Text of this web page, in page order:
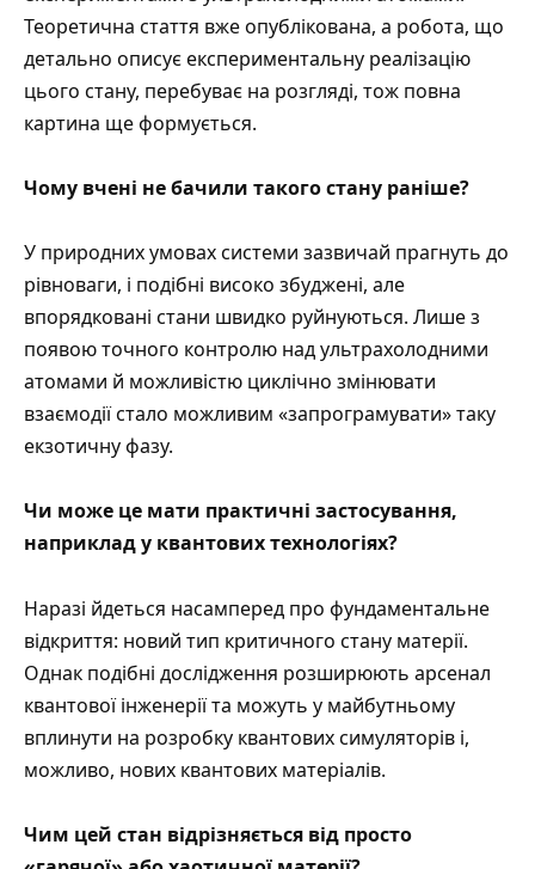
Теоретична стаття вже опублікована, а робота, що
детально описує експериментальну реалізацію
цього стану, перебуває на розгляді, тож повна
картина ще формується.
Чому вчені не бачили такого стану раніше?
У природних умовах системи зазвичай прагнуть до
рівноваги, і подібні високо збуджені, але
впорядковані стани швидко руйнуються. Лише з
появою точного контролю над ультрахолодними
атомами й можливістю циклічно змінювати
взаємодії стало можливим «запрограмувати» таку
екзотичну фазу.
Чи може це мати практичні застосування,
наприклад у квантових технологіях?
Наразі йдеться насамперед про фундаментальне
відкриття: новий тип критичного стану матерії.
Однак подібні дослідження розширюють арсенал
квантової інженерії та можуть у майбутньому
вплинути на розробку квантових симуляторів і,
можливо, нових квантових матеріалів.
Чим цей стан відрізняється від просто